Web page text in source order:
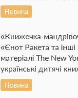
Новина
«Книжечка-
«Єнот Ракета та
матеріалі The New
українські дитячі
Новина